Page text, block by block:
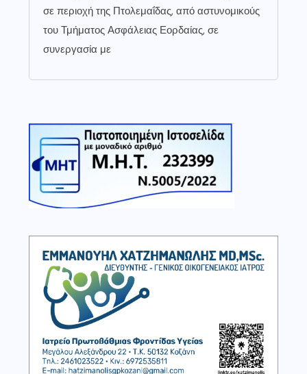
σε περιοχή της Πτολεμαΐδας, από αστυνομικούς
του Τμήματος Ασφάλειας Εορδαίας, σε
συνεργασία με